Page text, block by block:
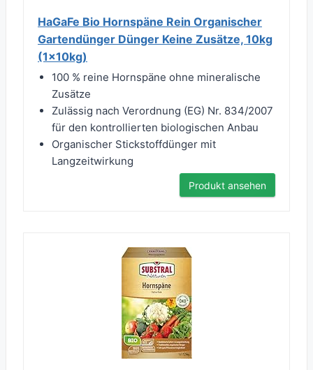
HaGaFe Bio Hornspäne Rein Organischer
Gartendünger Dünger Keine Zusätze, 10kg
(1x10kg)
100 % reine Hornspäne ohne mineralische
Zusätze
Zulässig nach Verordnung (EG) Nr. 834/2007
für den kontrollierten biologischen Anbau
Organischer Stickstoffdünger mit
Langzeitwirkung
Produkt ansehen